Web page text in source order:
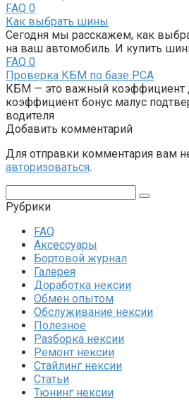
FAQ 0
Как выбрать шины
Сегодня мы расскажем, как
на ваш автомобиль. И купить
FAQ 0
Проверка КБМ по базе РСА
КБМ — это важный коэффициент
коэффициент бонус малус
водителя
Добавить комментарий
Для отправки комментария вам
авторизоваться.
Рубрики
FAQ
Аксессуары
Бортовой журнал
Галерея
Доработка нексии
Обмен опытом
Обслуживание нексии
Полезное
Разборка нексии
Ремонт нексии
Стайлинг нексии
Статьи
Тюнинг нексии